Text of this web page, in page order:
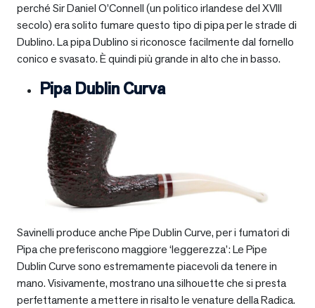
perché Sir Daniel O’Connell (un politico irlandese del XVIII
secolo) era solito fumare questo tipo di pipa per le strade di
Dublino. La pipa Dublino si riconosce facilmente dal fornello
conico e svasato. È quindi più grande in alto che in basso.
Pipa Dublin Curva
Savinelli produce anche Pipe Dublin Curve, per i fumatori di
Pipa che preferiscono maggiore ‘leggerezza’: Le Pipe
Dublin Curve sono estremamente piacevoli da tenere in
mano. Visivamente, mostrano una silhouette che si presta
perfettamente a mettere in risalto le venature della Radica.